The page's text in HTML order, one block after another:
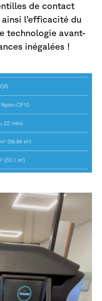
de contact
l’efficacité du
technologie avant-
inégalées !